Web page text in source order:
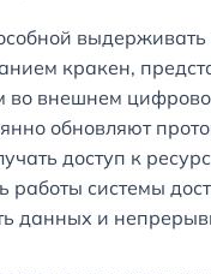
выдерживать
кракен,
во внешнем
обновляют
доступ к
системы
данных и